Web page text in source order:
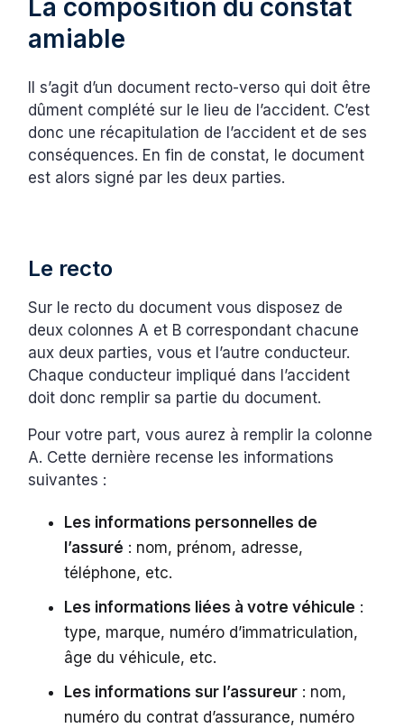
La composition du constat
amiable
Il s’agit d’un document recto-verso qui doit être
dûment complété sur le lieu de l’accident. C’est
donc une récapitulation de l’accident et de ses
conséquences. En fin de constat, le document
est alors signé par les deux parties.
Le recto
Sur le recto du document vous disposez de
deux colonnes A et B correspondant chacune
aux deux parties, vous et l’autre conducteur.
Chaque conducteur impliqué dans l’accident
doit donc remplir sa partie du document.
Pour votre part, vous aurez à remplir la colonne
A. Cette dernière recense les informations
suivantes :
Les informations personnelles de
l’assuré : nom, prénom, adresse,
téléphone, etc.
Les informations liées à votre véhicule :
type, marque, numéro d’immatriculation,
âge du véhicule, etc.
Les informations sur l’assureur : nom,
numéro du contrat d’assurance, numéro